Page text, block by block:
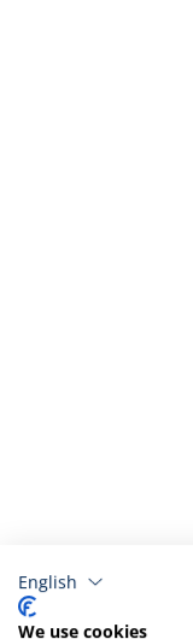
English
We use cookies